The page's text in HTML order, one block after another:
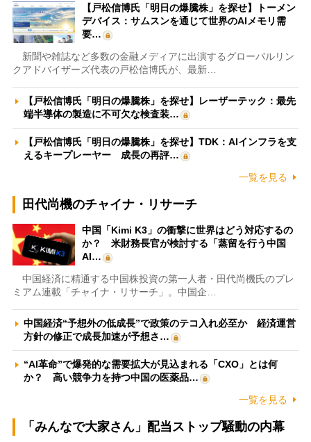
【戸松信博氏「明日の爆騰株」を探せ】トーメン
デバイス：サムスンを通じて世界のAIメモリ需
要…
新聞や雑誌など多数の金融メディアに出演するグローバルリン
クアドバイザーズ代表の戸松信博氏が、最新…
【戸松信博氏「明日の爆騰株」を探せ】レーザーテック：最先
端半導体の製造に不可欠な検査装…
【戸松信博氏「明日の爆騰株」を探せ】TDK：AIインフラを支
えるキープレーヤー 成長の再評…
一覧を見る
田代尚機のチャイナ・リサーチ
中国「Kimi K3」の衝撃に世界はどう対応するの
か？ 米財務長官が検討する「蒸留を行う中国
AI…
中国経済に精通する中国株投資の第一人者・田代尚機氏のプレ
ミアム連載「チャイナ・リサーチ」。中国企…
中国経済“予想外の低成長”で政策のテコ入れ必至か 経済運営
方針の修正で成長加速が予想さ…
“AI革命”で爆発的な需要拡大が見込まれる「CXO」とは何
か？ 高い競争力を持つ中国の医薬品…
一覧を見る
「みんなで大家さん」配当ストップ騒動の内幕